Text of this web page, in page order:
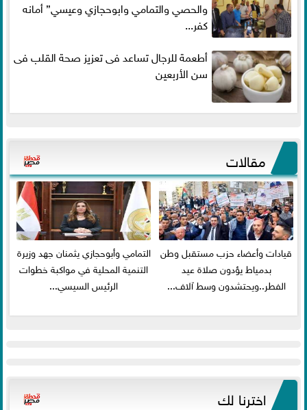
والحصي والتمامي وابوحجازي وعيسي” أمانه
كفر...
أطعمة للرجال تساعد فى تعزيز صحة القلب فى
سن الأربعين
مقالات
قيادات وأعضاء حزب مستقبل وطن
بدمياط يؤدون صلاة عيد
الفطر..ويحتشدون وسط آلاف...
التمامي وأبوحجازي يثمنان جهد وزيرة
التنمية المحلية في مواكبة خطوات
الرئيس السيسي...
اخترنا لك